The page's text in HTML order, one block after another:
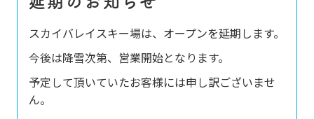
町
公
式
観
光
サ
イ
ト
スカイバレイスキー場は、オープンを延期します。
今後は降雪次第、営業開始となります。
予定して頂いていたお客様には申し訳ございませ
ん。